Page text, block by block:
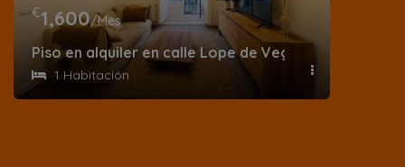
€1,600/Mes
Piso en alquiler en calle Lope de Vega
1 Habitación